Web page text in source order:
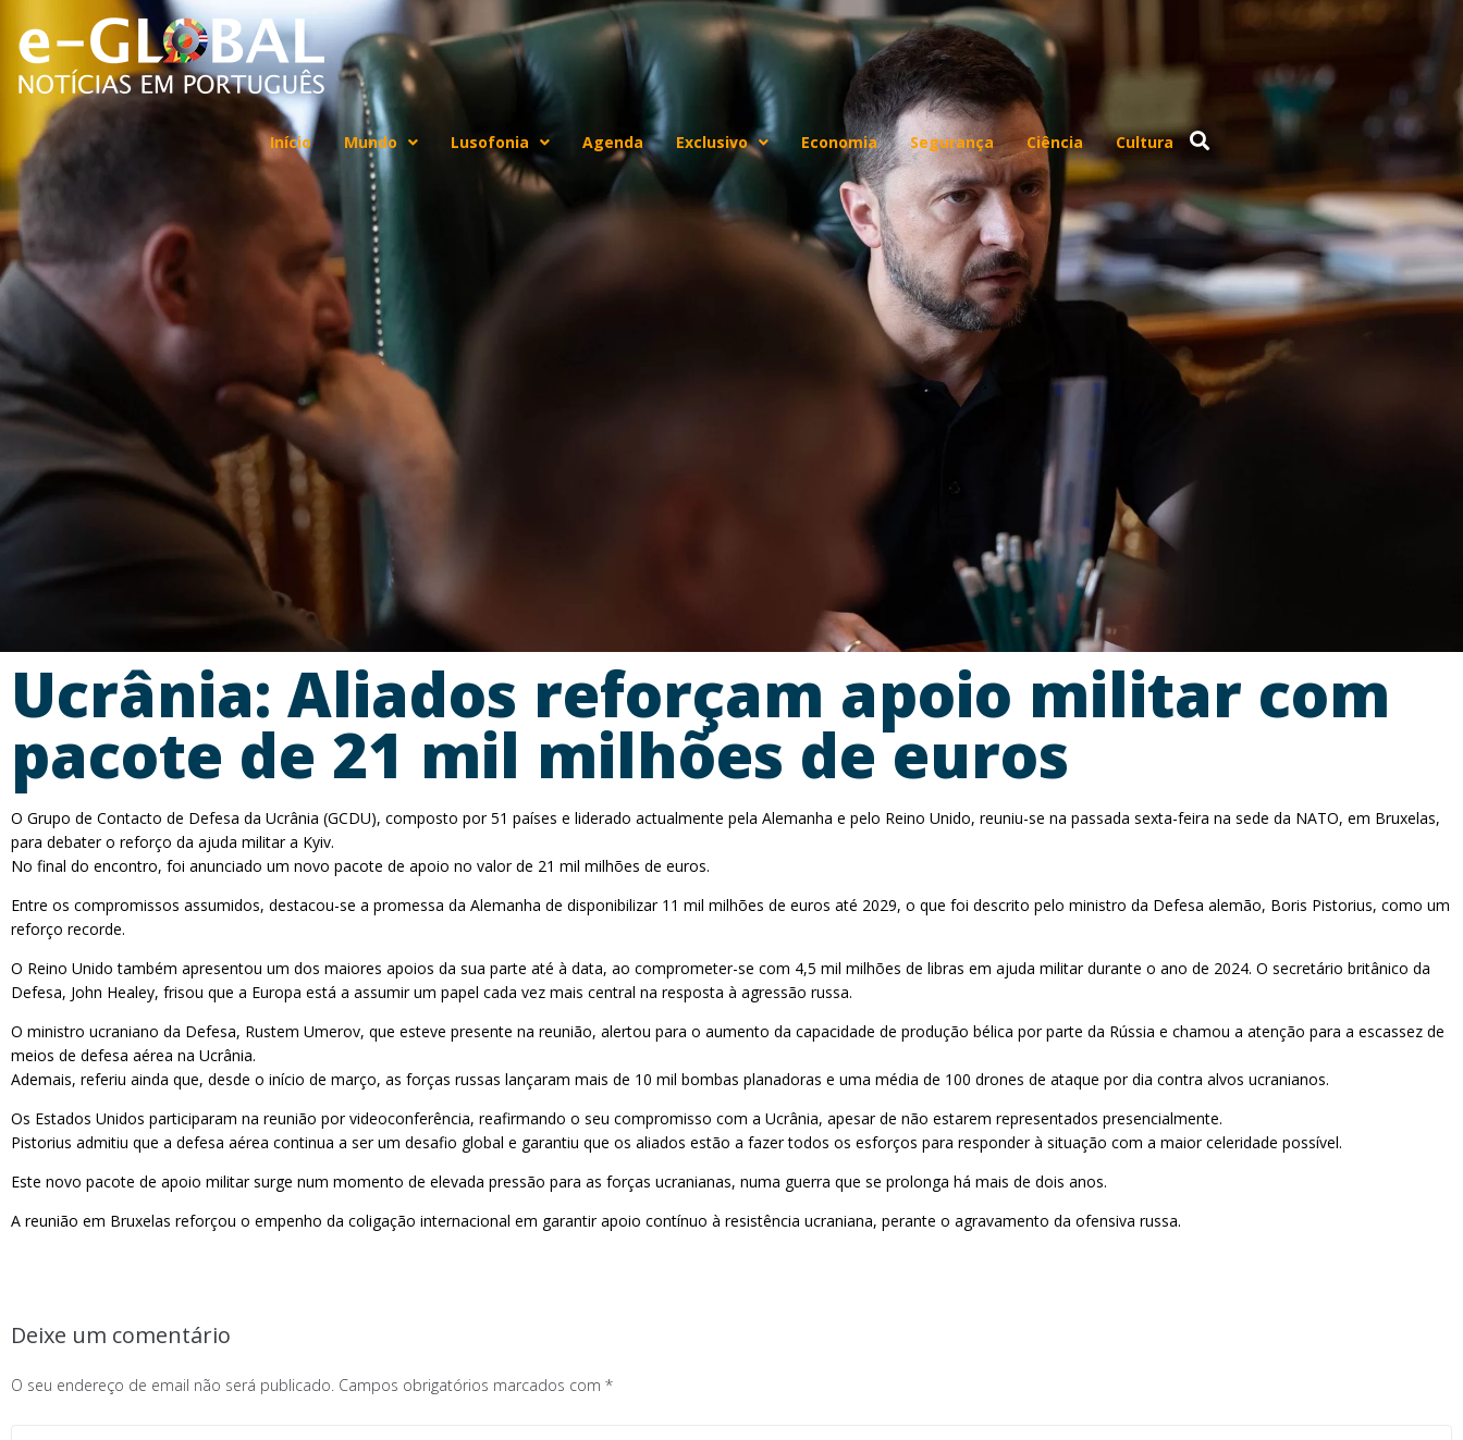
Início Mundo Lusofonia Agenda Exclusivo Economia Segurança Ciência Cultura
Ucrânia: Aliados reforçam apoio militar com
pacote de 21 mil milhões de euros
O Grupo de Contacto de Defesa da Ucrânia (GCDU), composto por 51 países e liderado actualmente pela Alemanha e pelo Reino Unido, reuniu-se na passada sexta-feira na sede da NATO, em Bruxelas,
para debater o reforço da ajuda militar a Kyiv.
No final do encontro, foi anunciado um novo pacote de apoio no valor de 21 mil milhões de euros.
Entre os compromissos assumidos, destacou-se a promessa da Alemanha de disponibilizar 11 mil milhões de euros até 2029, o que foi descrito pelo ministro da Defesa alemão, Boris Pistorius, como um
reforço recorde.
O Reino Unido também apresentou um dos maiores apoios da sua parte até à data, ao comprometer-se com 4,5 mil milhões de libras em ajuda militar durante o ano de 2024. O secretário britânico da
Defesa, John Healey, frisou que a Europa está a assumir um papel cada vez mais central na resposta à agressão russa.
O ministro ucraniano da Defesa, Rustem Umerov, que esteve presente na reunião, alertou para o aumento da capacidade de produção bélica por parte da Rússia e chamou a atenção para a escassez de
meios de defesa aérea na Ucrânia.
Ademais, referiu ainda que, desde o início de março, as forças russas lançaram mais de 10 mil bombas planadoras e uma média de 100 drones de ataque por dia contra alvos ucranianos.
Os Estados Unidos participaram na reunião por videoconferência, reafirmando o seu compromisso com a Ucrânia, apesar de não estarem representados presencialmente.
Pistorius admitiu que a defesa aérea continua a ser um desafio global e garantiu que os aliados estão a fazer todos os esforços para responder à situação com a maior celeridade possível.
Este novo pacote de apoio militar surge num momento de elevada pressão para as forças ucranianas, numa guerra que se prolonga há mais de dois anos.
A reunião em Bruxelas reforçou o empenho da coligação internacional em garantir apoio contínuo à resistência ucraniana, perante o agravamento da ofensiva russa.
Deixe um comentário
O seu endereço de email não será publicado. Campos obrigatórios marcados com *